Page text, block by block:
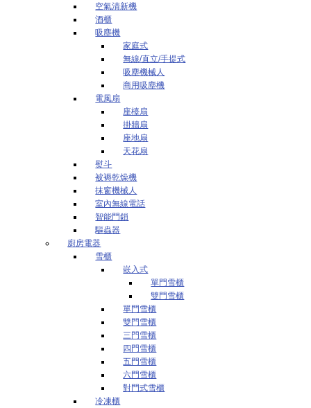
空氣清新機
酒櫃
吸塵機
家庭式
無線/直立/手提式
吸塵機械人
商用吸塵機
電風扇
座檯扇
掛牆扇
座地扇
天花扇
熨斗
被褥乾燥機
抹窗機械人
室內無線電話
智能門鎖
驅蟲器
廚房電器
雪櫃
嵌入式
單門雪櫃
雙門雪櫃
單門雪櫃
雙門雪櫃
三門雪櫃
四門雪櫃
五門雪櫃
六門雪櫃
對門式雪櫃
冷凍櫃